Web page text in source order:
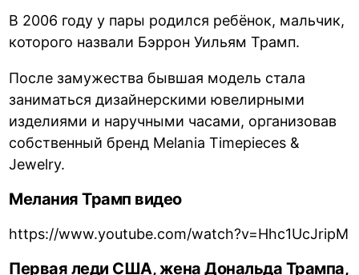
В 2006 году у пары родился ребёнок, мальчик,
которого назвали Бэррон Уильям Трамп.
После замужества бывшая модель стала
заниматься дизайнерскими ювелирными
изделиями и наручными часами, организовав
собственный бренд Melania Timepieces &
Jewelry.
Мелания Трамп видео
https://www.youtube.com/watch?v=Hhc1UcJripM
Первая леди США, жена Дональда Трампа,